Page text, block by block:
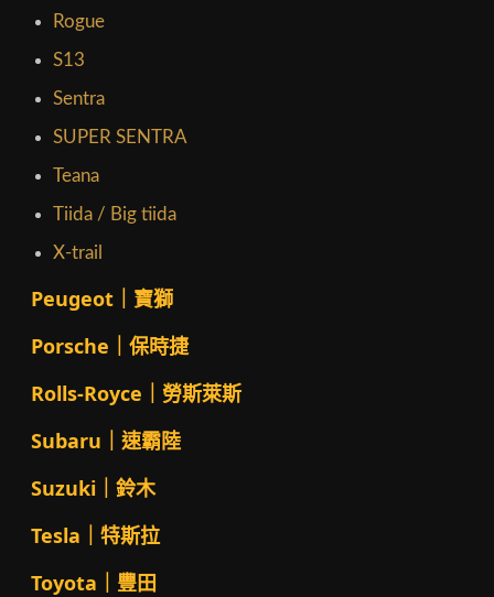
Rogue
S13
Sentra
SUPER SENTRA
Teana
Tiida / Big tiida
X-trail
Peugeot｜寶獅
Porsche｜保時捷
Rolls-Royce｜勞斯萊斯
Subaru｜速霸陸
Suzuki｜鈴木
Tesla｜特斯拉
Toyota｜豐田